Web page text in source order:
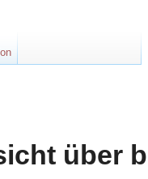
über